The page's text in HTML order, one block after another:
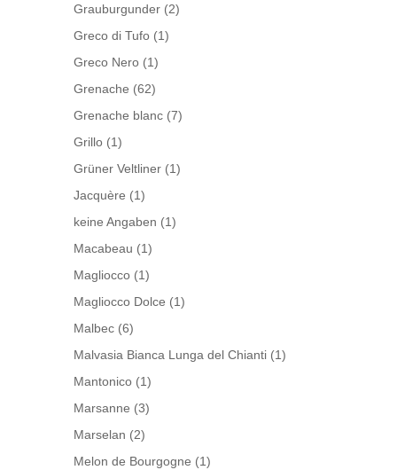
Grauburgunder (2)
Greco di Tufo (1)
Greco Nero (1)
Grenache (62)
Grenache blanc (7)
Grillo (1)
Grüner Veltliner (1)
Jacquère (1)
keine Angaben (1)
Macabeau (1)
Magliocco (1)
Magliocco Dolce (1)
Malbec (6)
Malvasia Bianca Lunga del Chianti (1)
Mantonico (1)
Marsanne (3)
Marselan (2)
Melon de Bourgogne (1)